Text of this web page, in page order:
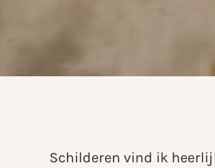
Schilderen vind ik